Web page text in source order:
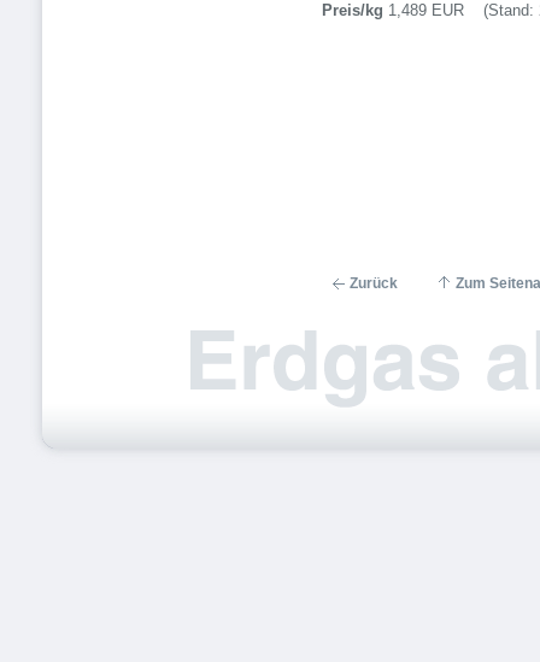
Preis/kg 1,489 EUR (Stand:
Zurück Zum